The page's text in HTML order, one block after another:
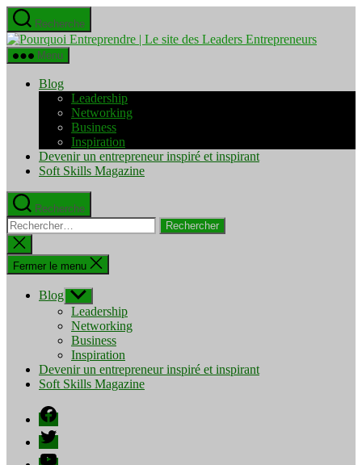
Aller
au
contenu
Recherche
Pourquoi
Menu
Blog
Leadership
Networking
Business
Inspiration
Devenir un entrepreneur inspiré et inspirant
Soft Skills Magazine
Recherche
Rechercher :
Fermer
la
recherche
Fermer le menu
Blog Afficher
le
sous-
menu
Leadership
Networking
Business
Inspiration
Devenir un entrepreneur inspiré et inspirant
Soft Skills Magazine
Facebook
Twitter
YouTube